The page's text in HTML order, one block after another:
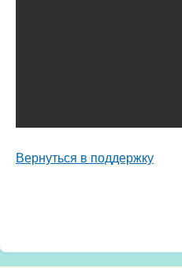
Вернуться в поддержку